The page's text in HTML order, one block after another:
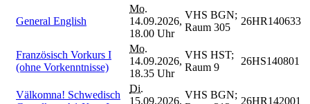
General English
Mo.
14.09.2026,
18.00 Uhr
VHS BGN;
Raum 305
26HR140633
Französisch Vorkurs I
(ohne Vorkenntnisse)
Mo.
14.09.2026,
18.35 Uhr
VHS HST;
Raum 9
26HS140801
Välkomna! Schwedisch
Di.
15.09.2026,
VHS BGN;
26HR142001